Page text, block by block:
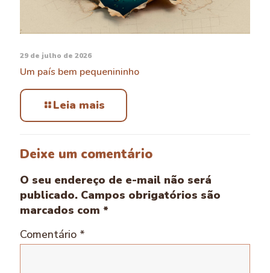
29 de julho de 2026
Um país bem pequenininho
Leia mais
Deixe um comentário
O seu endereço de e-mail não será
publicado. Campos obrigatórios são
marcados com *
Comentário *